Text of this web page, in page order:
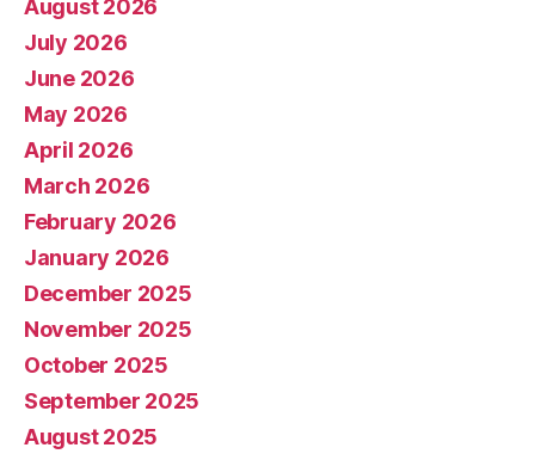
August 2026
July 2026
June 2026
May 2026
April 2026
March 2026
February 2026
January 2026
December 2025
November 2025
October 2025
September 2025
August 2025